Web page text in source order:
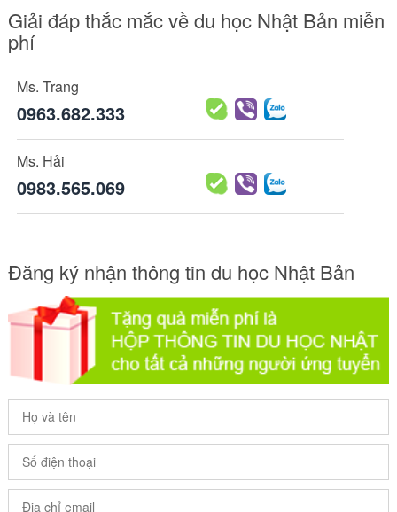
Giải đáp thắc mắc về du học Nhật Bản miễn
phí
Ms. Trang
0963.682.333
Ms. Hải
0983.565.069
Đăng ký nhận thông tin du học Nhật Bản